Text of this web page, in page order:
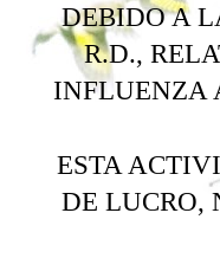
DEBIDO A
R.D.,
INFLUENZA
ESTA
DE LUCRO,